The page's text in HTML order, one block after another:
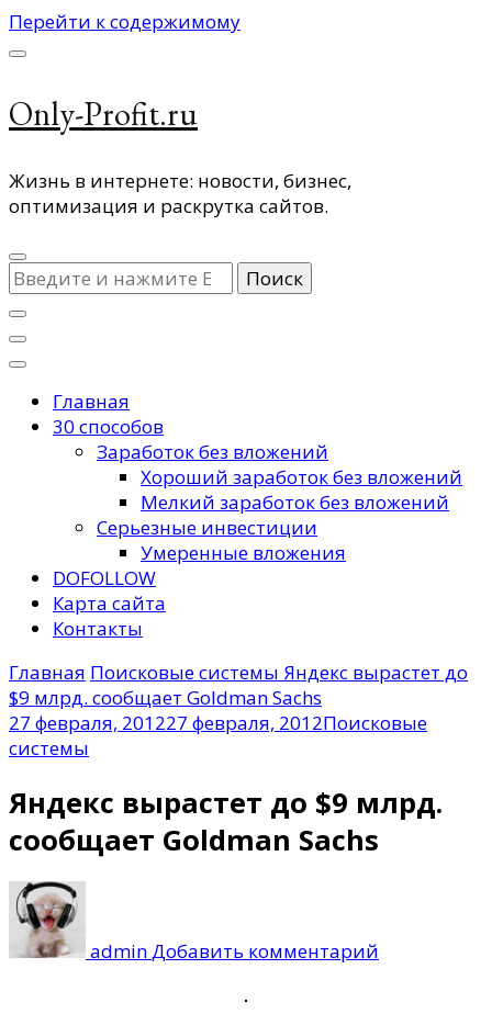
Перейти к содержимому
Only-Profit.ru
Жизнь в интернете: новости, бизнес,
оптимизация и раскрутка сайтов.
Ищите
что-
то?
Главная
30 способов
Заработок без вложений
Хороший заработок без вложений
Мелкий заработок без вложений
Серьезные инвестиции
Умеренные вложения
DOFOLLOW
Карта сайта
Контакты
Главная Поисковые системы Яндекс вырастет до
$9 млрд. сообщает Goldman Sachs
27 февраля, 201227 февраля, 2012Поисковые
системы
Яндекс вырастет до $9 млрд.
сообщает Goldman Sachs
adminДобавить комментарий
вырастет